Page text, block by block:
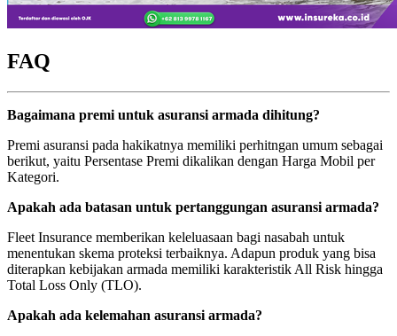
FAQ
Bagaimana premi untuk asuransi armada dihitung?
Premi asuransi pada hakikatnya memiliki perhitngan umum sebagai
berikut, yaitu Persentase Premi dikalikan dengan Harga Mobil per
Kategori.
Apakah ada batasan untuk pertanggungan asuransi armada?
Fleet Insurance memberikan keleluasaan bagi nasabah untuk
menentukan skema proteksi terbaiknya. Adapun produk yang bisa
diterapkan kebijakan armada memiliki karakteristik All Risk hingga
Total Loss Only (TLO).
Apakah ada kelemahan asuransi armada?